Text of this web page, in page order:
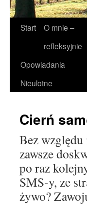
Przejdź
treści
Start
O mnie –
refleksyjnie
Opowiadania
Nieulotne
Cierń
Bez względu
zawsze
po raz
SMS-y, ze
żywo?